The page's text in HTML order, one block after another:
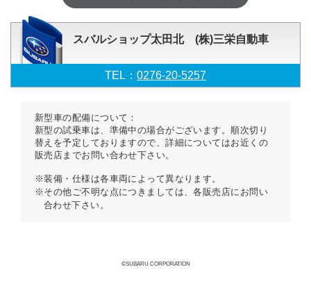
スバルショップ太田北 (株)三栄自動車
TEL： 0276-20-5257
新型車の配備について：
新型の試乗車は、準備中の場合がございます。順次切り
替えを予定しておりますので、詳細についてはお近くの
販売店までお問い合わせ下さい。
※装備・仕様は各車両によって異なります。
※その他ご不明な点につきましては、各販売店にお問い
合わせ下さい。
©SUBARU CORPORATION